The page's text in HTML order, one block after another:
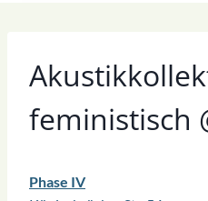
feministisch
Phase IV